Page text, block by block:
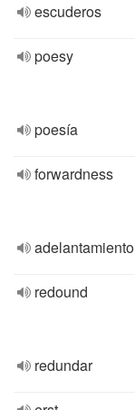
escuderos
poesy
poesía
forwardness
adelantamiento
redound
redundar